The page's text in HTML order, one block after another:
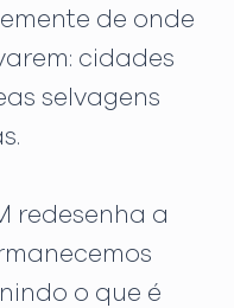
de onde
cidades
selvagens
redesenha a
o que é